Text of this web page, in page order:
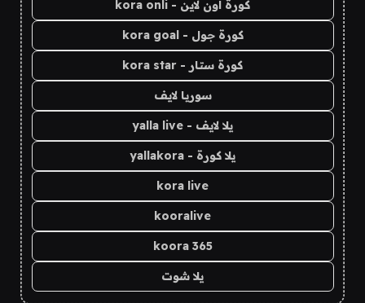
كورة اون لاين - kora onli
كورة جول - kora goal
كورة ستار - kora star
سوريا لايف
يلا لايف - yalla live
يلا كورة - yallakora
kora live
kooralive
koora 365
يلا شوت